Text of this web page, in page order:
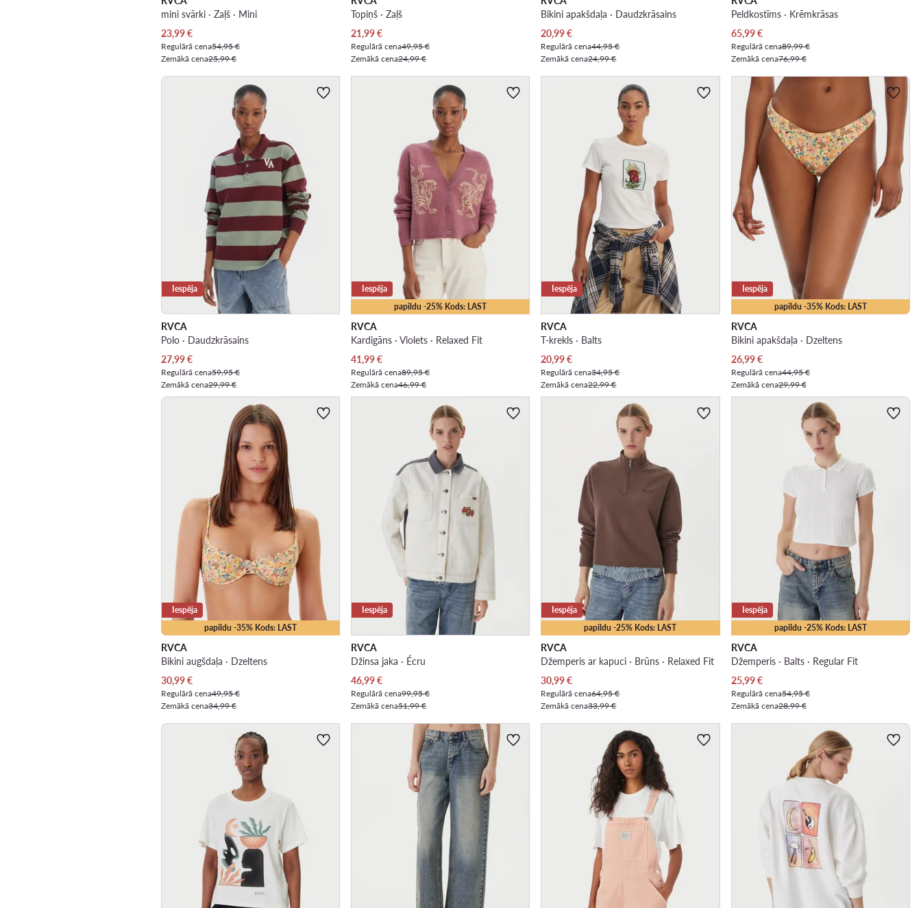
mini svārki · Zaļš · Mini
Pašreizējā cena
23,99€
Regulārā cena54,95 €
Zemākā cena25,99 €
Topiņš · Zaļš
Pašreizējā cena
21,99€
Regulārā cena49,95 €
Zemākā cena24,99 €
Bikini apakšdaļa · Daudzkrāsains
Pašreizējā cena
20,99€
Regulārā cena44,95 €
Zemākā cena24,99 €
Peldkostīms · Krēmkrāsas
Pašreizējā cena
65,99€
Regulārā cena89,99 €
Zemākā cena76,99 €
Iespēja
RVCA
Polo · Daudzkrāsains
Pašreizējā cena
27,99€
Regulārā cena59,95 €
Zemākā cena29,99 €
papildu -25% Kods: LAST
Iespēja
RVCA
Kardigāns · Violets · Relaxed Fit
Pašreizējā cena
41,99€
Regulārā cena89,95 €
Zemākā cena46,99 €
Iespēja
RVCA
T-krekls · Balts
Pašreizējā cena
20,99€
Regulārā cena34,95 €
Zemākā cena22,99 €
papildu -35% Kods: LAST
Iespēja
RVCA
Bikini apakšdaļa · Dzeltens
Pašreizējā cena
26,99€
Regulārā cena44,95 €
Zemākā cena29,99 €
papildu -35% Kods: LAST
Iespēja
RVCA
Bikini augšdaļa · Dzeltens
Pašreizējā cena
30,99€
Regulārā cena49,95 €
Zemākā cena34,99 €
Iespēja
RVCA
Džinsa jaka · Écru
Pašreizējā cena
46,99€
Regulārā cena99,95 €
Zemākā cena51,99 €
papildu -25% Kods: LAST
Iespēja
RVCA
Džemperis ar kapuci · Brūns · Relaxed Fit
Pašreizējā cena
30,99€
Regulārā cena64,95 €
Zemākā cena33,99 €
papildu -25% Kods: LAST
Iespēja
RVCA
Džemperis · Balts · Regular Fit
Pašreizējā cena
25,99€
Regulārā cena54,95 €
Zemākā cena28,99 €